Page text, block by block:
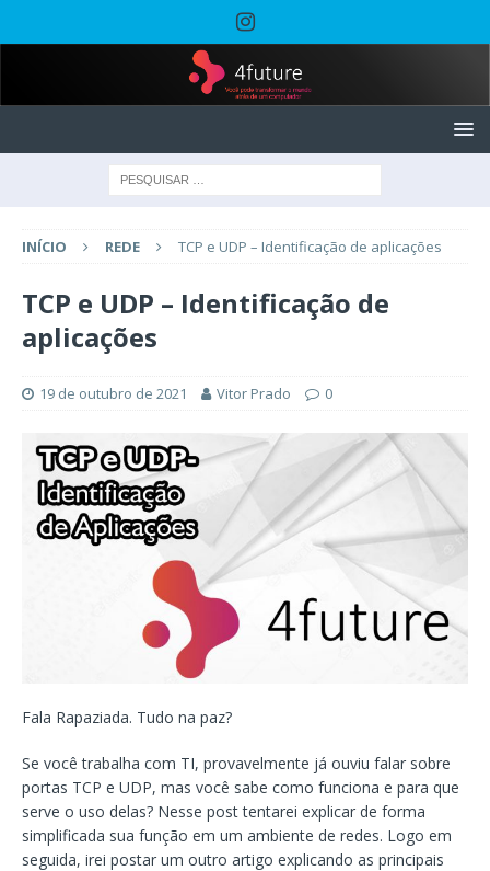
INÍCIO REDE TCP e UDP – Identificação de aplicações
TCP e UDP – Identificação de
aplicações
19 de outubro de 2021 Vitor Prado 0
Fala Rapaziada. Tudo na paz?
Se você trabalha com TI, provavelmente já ouviu falar sobre
portas TCP e UDP, mas você sabe como funciona e para que
serve o uso delas? Nesse post tentarei explicar de forma
simplificada sua função em um ambiente de redes. Logo em
seguida, irei postar um outro artigo explicando as principais